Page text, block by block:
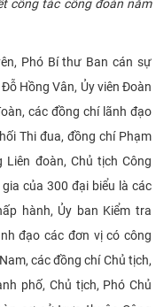
công tác công đoàn năm
Phó Bí thư Ban cán sự
Hồng Vân, Ủy viên Đoàn
các đồng chí lãnh đạo
Thi đua, đồng chí Phạm
Liên đoàn, Chủ tịch Công
của 300 đại biểu là các
hành, Ủy ban Kiểm tra
đạo các đơn vị có công
các đồng chí Chủ tịch,
phố, Chủ tịch, Phó Chủ